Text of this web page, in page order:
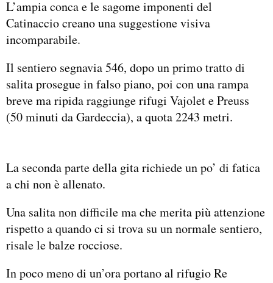
L’ampia conca e le sagome imponenti del
Catinaccio creano una suggestione visiva
incomparabile.
Il sentiero segnavia 546, dopo un primo tratto di
salita prosegue in falso piano, poi con una rampa
breve ma ripida raggiunge rifugi Vajolet e Preuss
(50 minuti da Gardeccia), a quota 2243 metri.
La seconda parte della gita richiede un po’ di fatica
a chi non è allenato.
Una salita non difficile ma che merita più attenzione
rispetto a quando ci si trova su un normale sentiero,
risale le balze rocciose.
In poco meno di un’ora portano al rifugio Re